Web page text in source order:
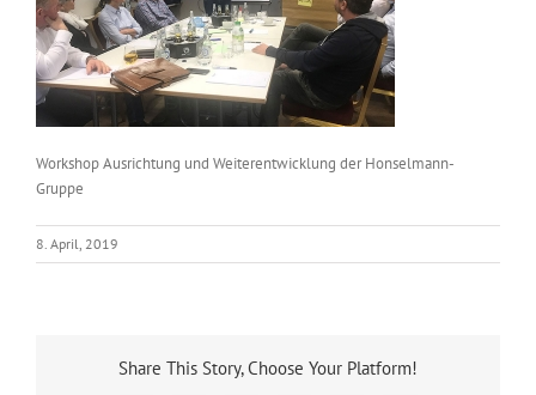
Workshop Ausrichtung und Weiterentwicklung der Honselmann-
Gruppe
8. April, 2019
Share This Story, Choose Your Platform!